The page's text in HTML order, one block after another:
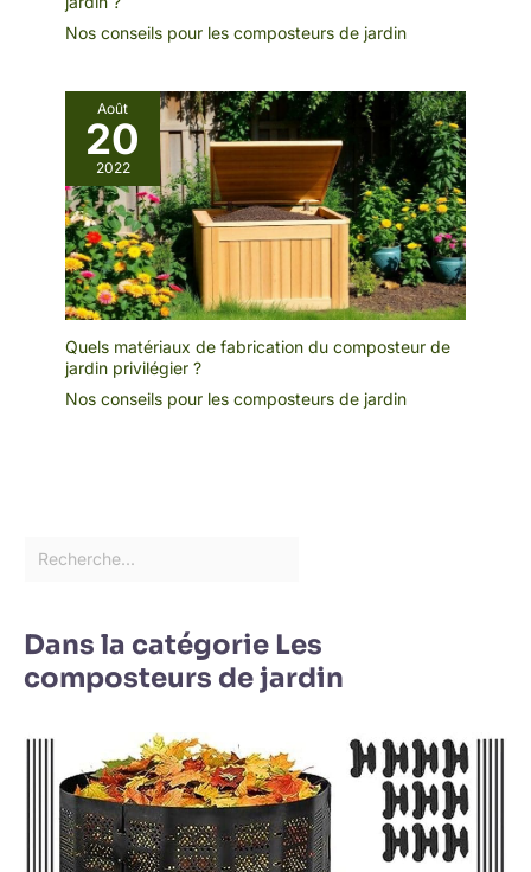
Nos conseils pour les composteurs de jardin
Août
20
2022
Quels matériaux de fabrication du composteur de
jardin privilégier ?
Nos conseils pour les composteurs de jardin
Dans la catégorie Les
composteurs de jardin